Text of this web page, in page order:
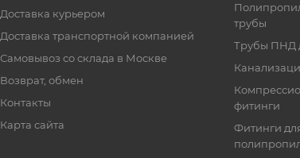
Доставка курьером
Доставка транспортной компанией
Самовывоз со склада в Москве
Возврат, обмен
Контакты
Карта сайта
трубы
Трубы ПНД
фитинги
Фитинги